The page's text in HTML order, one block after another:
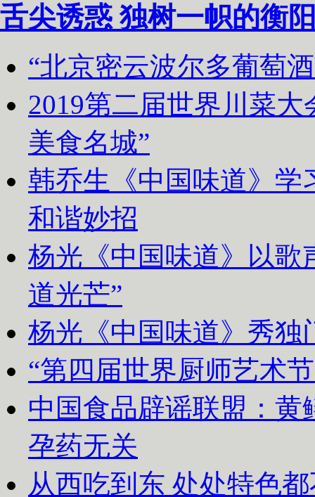
舌尖诱惑 独树一帜的衡
“北京密云波尔多葡萄
2019第二届世界川菜
美食名城”
韩乔生《中国味道》学
和谐妙招
杨光《中国味道》以歌
道光芒”
杨光《中国味道》秀独
“第四届世界厨师艺术
中国食品辟谣联盟：
孕药无关
从西吃到东 处处特色